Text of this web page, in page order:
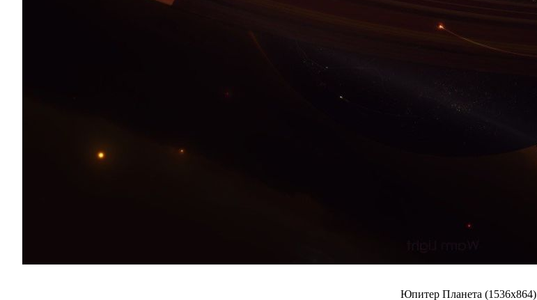
Юпитер Планета (1536x864)